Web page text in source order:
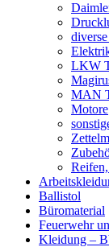
LKW
MAN
Motore
Ballistol
Büromaterial
Feuerwehr
Kleidung –